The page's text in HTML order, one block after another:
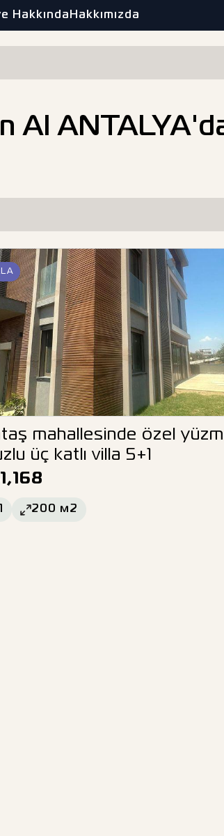
Hakkında Hakkımızda
Al
mahallesinde özel
üç katlı villa 5+1
200 м2